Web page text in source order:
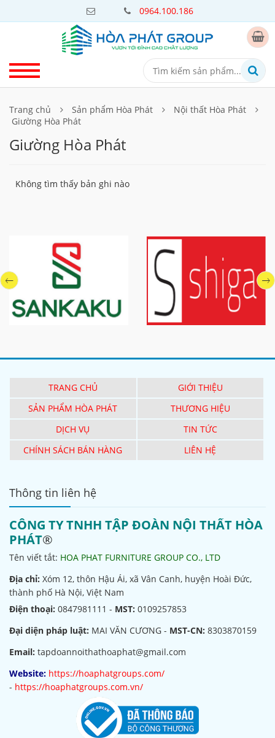
0964.100.186
Trang chủ Sản phẩm Hòa Phát
Nội thất Hòa Phát
Giường Hòa Phát
Giường Hòa Phát
Không tìm thấy bản ghi nào
TRANG CHỦ
GIỚI THIỆU
SẢN PHẨM HÒA PHÁT
THƯƠNG HIỆU
DỊCH VỤ
TIN TỨC
CHÍNH SÁCH BÁN HÀNG
LIÊN HỆ
Thông tin liên hệ
CÔNG TY TNHH TẬP ĐOÀN NỘI THẤT HÒA
PHÁT®
Tên viết tắt: HOA PHAT FURNITURE GROUP CO., LTD
Địa chỉ: Xóm 12, thôn Hậu Ái, xã Vân Canh, huyện Hoài Đức,
thành phố Hà Nội, Việt Nam
Điện thoại: 0847981111 - MST: 0109257853
Đại diện pháp luật: MAI VĂN CƯƠNG - MST-CN: 8303870159
Email: tapdoannoithathoaphat@gmail.com
Website: https://hoaphatgroups.com/
- https://hoaphatgroups.com.vn/